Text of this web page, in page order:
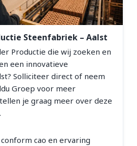
Steenfabriek – Aalst
Productie die wij zoeken en
een innovatieve
Solliciteer direct of neem
Groep voor meer
je graag meer over deze
cao en ervaring